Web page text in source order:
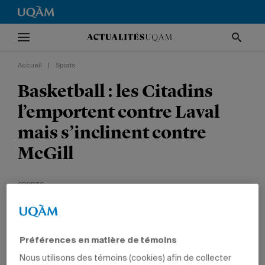
Accueil Sports
Basketball : les Citadins
l’emportent contre Laval
mais s’inclinent contre
McGill
SPORTS
Préférences en matière de témoins
Nous utilisons des témoins (cookies) afin de collecter